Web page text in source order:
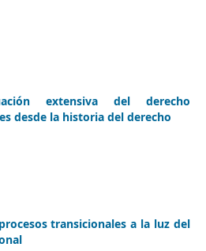
extensiva del derecho
desde la historia del derecho
transicionales a la luz del